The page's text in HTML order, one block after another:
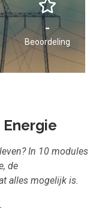
-
Beoordeling
In 10 modules
de
alles mogelijk is.